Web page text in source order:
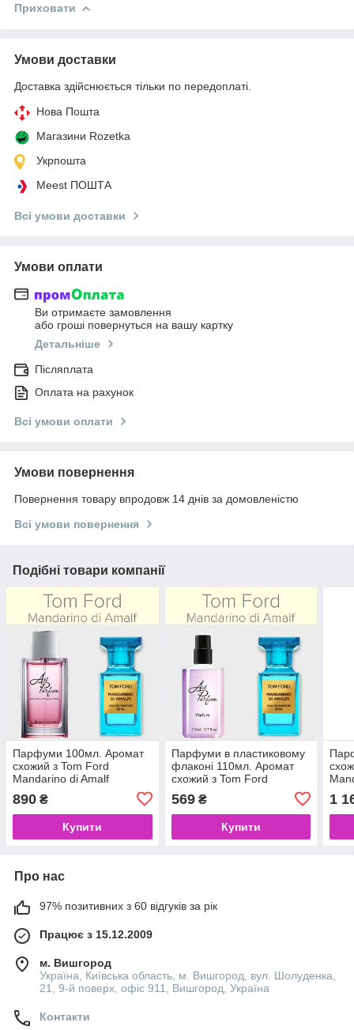
Приховати
Умови доставки
Доставка здійснюється тільки по передоплаті.
Нова Пошта
Магазини Rozetka
Укрпошта
Meest ПОШТА
Всі умови доставки
Умови оплати
Ви отримаєте замовлення
або гроші повернуться на вашу картку
Детальніше
Післяплата
Оплата на рахунок
Всі умови оплати
Умови повернення
Повернення товару впродовж 14 днів за домовленістю
Всі умови повернення
Подібні товари компанії
Парфуми 100мл. Аромат
схожий з Tom Ford
Mandarino di Amalf
890 ₴
Купити
Парфуми в пластиковому
флаконі 110мл. Аромат
схожий з Tom Ford
569₴
Купити
1
Про нас
97% позитивних з 60 відгуків за рік
Працює з 15.12.2009
м. Вишгород
Україна, Київська область, м. Вишгород, вул. Шолуденка,
21, 9-й поверх, офіс 911, Вишгород, Україна
Контакти